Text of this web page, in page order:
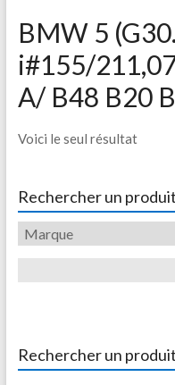
BMW 5
i#155/
A/ B48 B20
Voici le seul résultat
Rechercher un
Rechercher un